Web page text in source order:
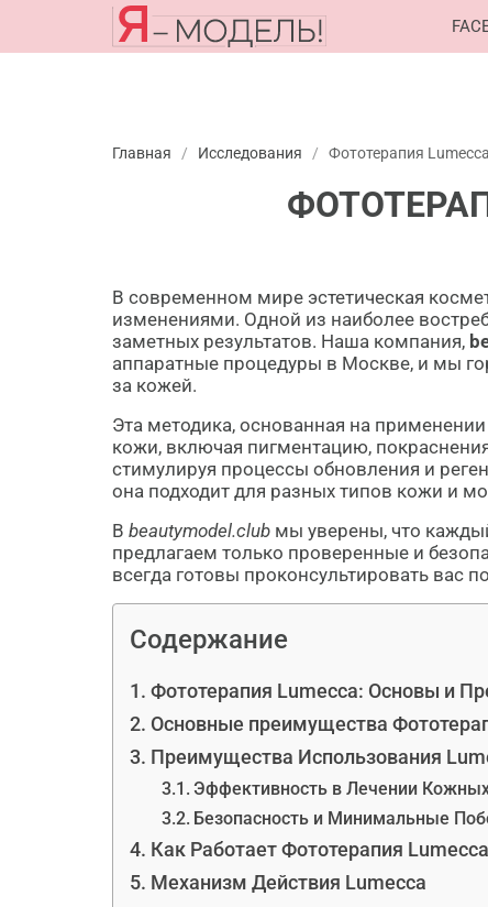
Главная / Исследования / Фототерапия
В современном мире эстетическая
изменениями. Одной из наиболее
заметных результатов. Наша компания,
аппаратные процедуры в Москве, и мы
за кожей.
Эта методика, основанная на
кожи, включая пигментацию,
стимулируя процессы обновления и
она подходит для разных типов кожи и
В beautymodel.club мы уверены, что
предлагаем только проверенные и
всегда готовы проконсультировать
Содержание
Фототерапия Lumecca: Основы и
Основные преимущества
Преимущества Использования
Эффективность в Лечении
Безопасность и Минимальные
Как Работает Фототерапия
Механизм Действия Lumecca